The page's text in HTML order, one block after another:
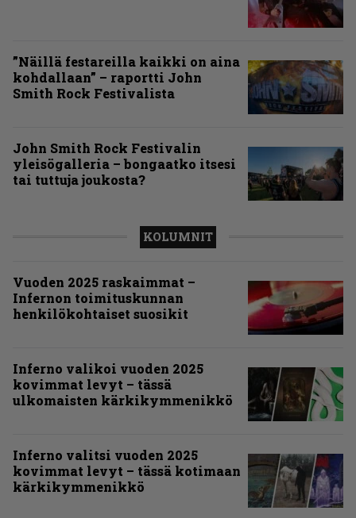
”Näillä festareilla kaikki on aina
kohdallaan” – raportti John
Smith Rock Festivalista
John Smith Rock Festivalin
yleisögalleria – bongaatko itsesi
tai tuttuja joukosta?
KOLUMNIT
Vuoden 2025 raskaimmat –
Infernon toimituskunnan
henkilökohtaiset suosikit
Inferno valikoi vuoden 2025
kovimmat levyt – tässä
ulkomaisten kärkikymmenikkö
Inferno valitsi vuoden 2025
kovimmat levyt – tässä kotimaan
kärkikymmenikkö